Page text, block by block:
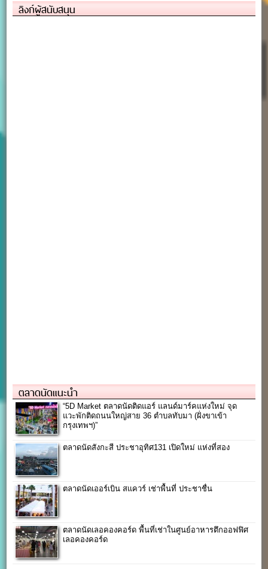
ลิงก์ผู้สนับสนุน
ตลาดนัดแนะนำ
“5D Market ตลาดนัดติดแอร์ แลนด์มาร์คแห่งใหม่ จุด
แวะพักติดถนนใหญ่สาย 36 ตำบลทับมา (ฝั่งขาเข้า
กรุงเทพฯ)”
ตลาดนัดสังกะสี ประชาอุทิศ131 เปิดใหม่ แห่งที่สอง
ตลาดนัดเออร์เบิน สแควร์ เช่าพื้นที่ ประชาชื่น
ตลาดนัดเลอคองคอร์ด พื้นที่เช่าในศูนย์อาหารตึกออฟฟิศ
เลอคองคอร์ด